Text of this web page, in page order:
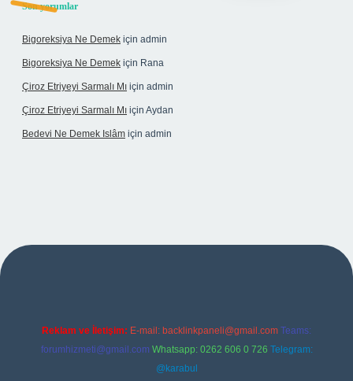
Son yorumlar
Bigoreksiya Ne Demek için admin
Bigoreksiya Ne Demek için Rana
Çiroz Etriyeyi Sarmalı Mı için admin
Çiroz Etriyeyi Sarmalı Mı için Aydan
Bedevi Ne Demek Islâm için admin
Reklam ve İletişim: E-mail: backlinkpaneli@gmail.com Teams:
forumhizmeti@gmail.com Whatsapp: 0262 606 0 726 Telegram:
@karabul